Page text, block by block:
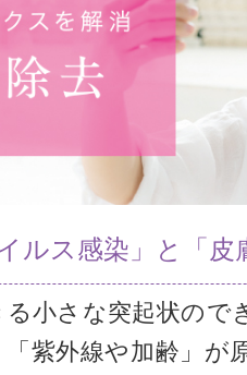
ルス感染」と「皮
小さな突起状ので
紫外線や加齢」が